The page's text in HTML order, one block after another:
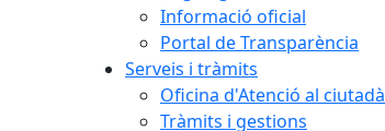
Informació oficial
Portal de Transparència
Serveis i tràmits
Oficina d'Atenció al ciutadà
Tràmits i gestions